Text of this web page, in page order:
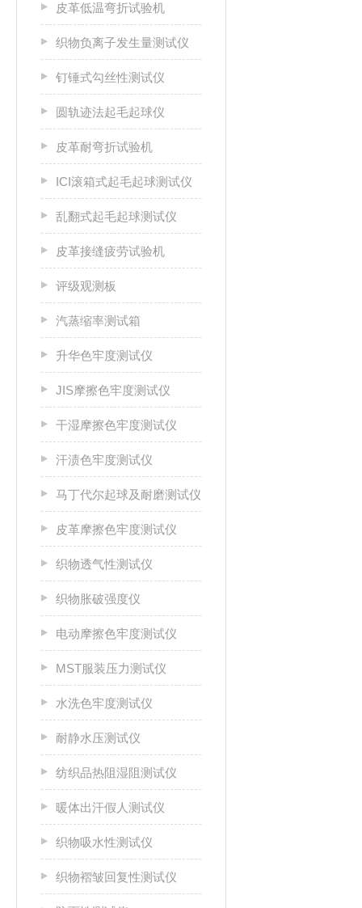
皮革低温弯折试验机
织物负离子发生量测试仪
钉锤式勾丝性测试仪
圆轨迹法起毛起球仪
皮革耐弯折试验机
ICI滚箱式起毛起球测试仪
乱翻式起毛起球测试仪
皮革接缝疲劳试验机
评级观测板
汽蒸缩率测试箱
升华色牢度测试仪
JIS摩擦色牢度测试仪
干湿摩擦色牢度测试仪
汗渍色牢度测试仪
马丁代尔起球及耐磨测试仪
皮革摩擦色牢度测试仪
织物透气性测试仪
织物胀破强度仪
电动摩擦色牢度测试仪
MST服装压力测试仪
水洗色牢度测试仪
耐静水压测试仪
纺织品热阻湿阻测试仪
暖体出汗假人测试仪
织物吸水性测试仪
织物褶皱回复性测试仪